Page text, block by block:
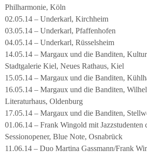
Philharmonie, Köln
02.05.14 – Underkarl, Kirchheim
03.05.14 – Underkarl, Pfaffenhofen
04.05.14 – Underkarl, Rüsselsheim
14.05.14 – Margaux und die Banditen,
Stadtgalerie Kiel, Neues Rathaus, Kiel
15.05.14 – Margaux und die Banditen,
16.05.14 – Margaux und die Banditen,
Literaturhaus, Oldenburg
17.05.14 – Margaux und die Banditen,
01.06.14 – Frank Wingold mit Jazzstudenten
Sessionopener, Blue Note, Osnabrück
11.06.14 – Duo Martina Gassmann/Frank